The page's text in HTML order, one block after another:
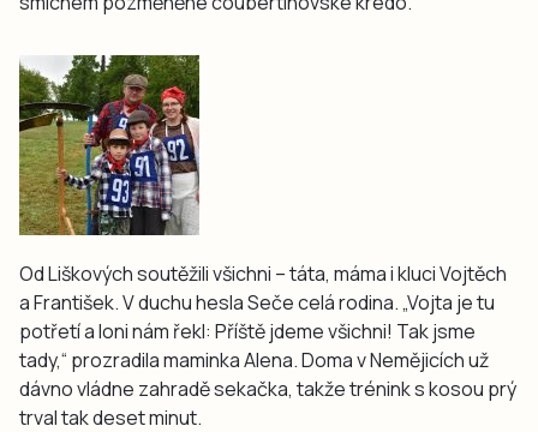
Od Liškových soutěžili všichni – táta, máma i kluci Vojtěch
a František. V duchu hesla Seče celá rodina. „Vojta je tu
potřetí a loni nám řekl: Příště jdeme všichni! Tak jsme
tady,“ prozradila maminka Alena. Doma v Nemějicích už
dávno vládne zahradě sekačka, takže trénink s kosou prý
trval tak deset minut.